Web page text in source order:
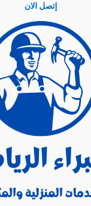
إتصل الان